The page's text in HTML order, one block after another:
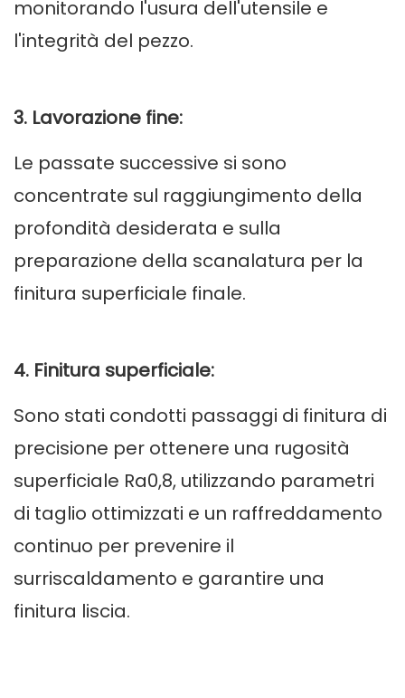
monitorando l'usura dell'utensile e
l'integrità del pezzo.
3. Lavorazione fine:
Le passate successive si sono
concentrate sul raggiungimento della
profondità desiderata e sulla
preparazione della scanalatura per la
finitura superficiale finale.
4. Finitura superficiale:
Sono stati condotti passaggi di finitura di
precisione per ottenere una rugosità
superficiale Ra0,8, utilizzando parametri
di taglio ottimizzati e un raffreddamento
continuo per prevenire il
surriscaldamento e garantire una
finitura liscia.